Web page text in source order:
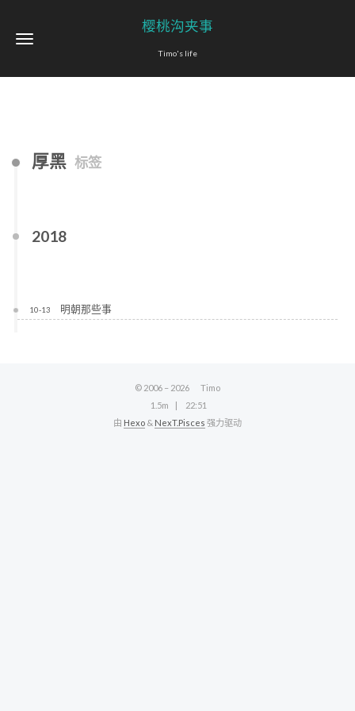
樱桃沟夹事
Timo's life
厚黑 标签
2018
10-13 明朝那些事
© 2006 – 2026
Timo
1.5m
22:51
由 Hexo & NexT.Pisces 强力驱动